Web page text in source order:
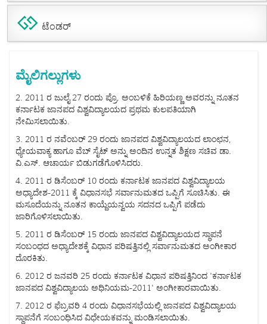
ಟೆಂಡರ್
ಮೈಲಿಗಲ್ಲುಗಳು
2. 2011 ರ ಜುಲೈ 27 ರಂದು ಪ್ರೊ. ಅಂಬಳಿಕೆ ಹಿರಿಯಣ್ಣ ಅವರನ್ನು ನೂತನ
ಕರ್ನಾಟಕ ಜಾನಪದ ವಿಶ್ವವಿದ್ಯಾಲಯದ ಪ್ರಥಮ ಕುಲಪತಿಯಾಗಿ
ನೇಮಿಸಲಾಯಿತು.
3. 2011 ರ ನವೆಂಬರ್ 29 ರಂದು ಜಾನಪದ ವಿಶ್ವವಿದ್ಯಾಲಯದ ಲಾಂಛನ,
ಧ್ಯೇಯವಾಕ್ಯ ಹಾಗೂ ವೆಬ್ ಸೈಟ್ ಅನ್ನು ಅಂದಿನ ಉನ್ನತ ಶಿಕ್ಷಣ ಸಚಿವ ಡಾ.
ವಿ.ಎಸ್. ಆಚಾರ್ಯ ಬಿಡುಗಡೆಗೊಳಿಸಿದರು.
4. 2011 ರ ಡಿಸೆಂಬರ್ 10 ರಂದು ಕರ್ನಾಟಕ ಜಾನಪದ ವಿಶ್ವವಿದ್ಯಾಲಯ
ಅಧ್ಯಾದೇಶ-2011 ಕ್ಕೆ ವಿಧಾನಸಭೆ ಸರ್ವಾನುಮತದ ಒಪ್ಪಿಗೆ ಸೂಚಿಸಿತು. ಈ
ಮಸೂದೆಯನ್ನು ನೂತನ ಕಾಯ್ದೆಯನ್ವಯ ಸದನದ ಒಪ್ಪಿಗೆ ಪಡೆದು
ಜಾರಿಗೊಳಿಸಲಾಯಿತು.
5. 2011 ರ ಡಿಸೆಂಬರ್ 15 ರಂದು ಜಾನಪದ ವಿಶ್ವವಿದ್ಯಾಲಯದ ಸ್ಥಾಪನೆ
ಸಂಬಂಧದ ಅಧ್ಯಾದೇಶಕ್ಕೆ ವಿಧಾನ ಪರಿಷತ್ತಿನಲ್ಲಿ ಸರ್ವಾನುಮತದ ಅಂಗೀಕಾರ
ದೊರಕಿತು.
6. 2012 ರ ಜನವರಿ 25 ರಂದು ಕರ್ನಾಟಕ ವಿಧಾನ ಪರಿಷತ್ತಿನಿಂದ 'ಕರ್ನಾಟಕ
ಜಾನಪದ ವಿಶ್ವವಿದ್ಯಾಲಯ ಅಧಿನಿಯಮ-2011' ಅಂಗೀಕಾರವಾಯಿತು.
7. 2012 ರ ಫೆಬ್ರವರಿ 4 ರಂದು ವಿಧಾನಸಭೆಯಲ್ಲಿ ಜಾನಪದ ವಿಶ್ವವಿದ್ಯಾಲಯ
ಸ್ಥಾಪನೆಗೆ ಸಂಬಂಧಿಸಿದ ವಿಧೇಯಕವನ್ನು ಮಂಡಿಸಲಾಯಿತು.